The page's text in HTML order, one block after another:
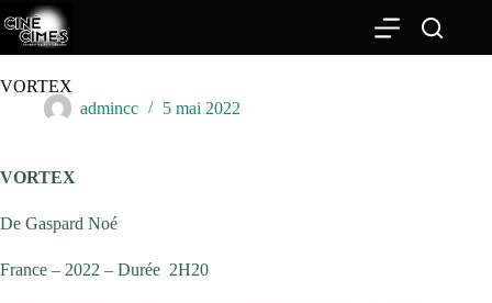
Passer
au
contenu
VORTEX
admincc
5 mai 2022
VORTEX
De Gaspard Noé
France – 2022 – Durée 2H20